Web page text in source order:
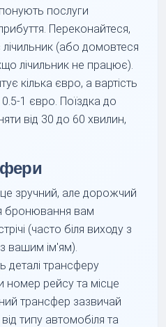
послуги
Переконайтеся,
(або домовтеся
лічильник не працює).
кілька євро, а вартість
1 євро. Поїздка до
від 30 до 60 хвилин,
зручний, але дорожчий
бронювання вам
(часто біля виходу з
вашим ім'ям).
деталі трансферу
номер рейсу та місце
трансфер зазвичай
типу автомобіля та